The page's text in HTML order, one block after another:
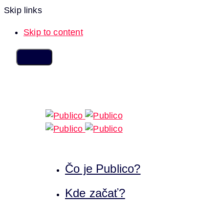
Skip links
Skip to content
Čo je Publico?
Kde začať?